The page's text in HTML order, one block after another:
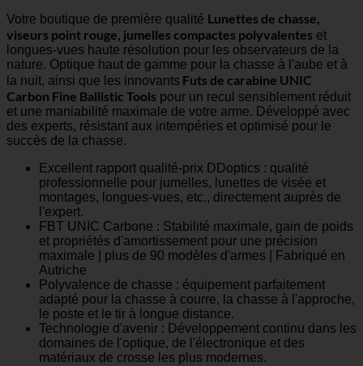
Votre boutique de première qualité Lunettes de chasse,
viseurs point rouge, jumelles compactes polyvalentes et
longues-vues haute résolution pour les observateurs de la
nature. Optique haut de gamme pour la chasse à l'aube et à
la nuit, ainsi que les innovants Futs de carabine UNIC
Carbon Fine Ballistic Tools pour un recul sensiblement réduit
et une maniabilité maximale de votre arme. Développé avec
des experts, résistant aux intempéries et optimisé pour le
succès de la chasse.
Excellent rapport qualité-prix DDoptics : qualité
professionnelle pour jumelles, lunettes de visée et
montages, longues-vues, etc., directement auprès de
l'expert.
FBT UNIC Carbone : Stabilité maximale, gain de poids
et propriétés d'amortissement pour une précision
maximale | plus de 90 modèles d'armes | Fabriqué en
Autriche
Polyvalence de chasse : équipement parfaitement
adapté pour la chasse à courre, la chasse à l'approche,
le poste et le tir à longue distance.
Technologie d'avenir : Développement continu dans les
domaines de l'optique, de l'électronique et des
matériaux de crosse les plus modernes.